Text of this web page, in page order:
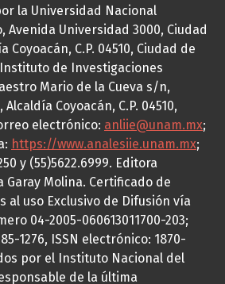
la Universidad Nacional
Avenida Universidad 3000, Ciudad
C.P. 04510, Ciudad de
de Investigaciones
Mario de la Cueva s/n,
Coyoacán, C.P. 04510,
electrónico: anliie@unam.mx;
https://www.analesiie.unam.mx;
y (55)5622.6999. Editora
Garay Molina. Certificado de
al uso Exclusivo de Difusión vía
04-2005-060613011700-203;
1276, ISSN electrónico: 1870-
por el Instituto Nacional del
de la última